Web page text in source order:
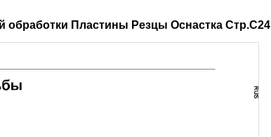
обработки Пластины Резцы Оснастка Стр.C24